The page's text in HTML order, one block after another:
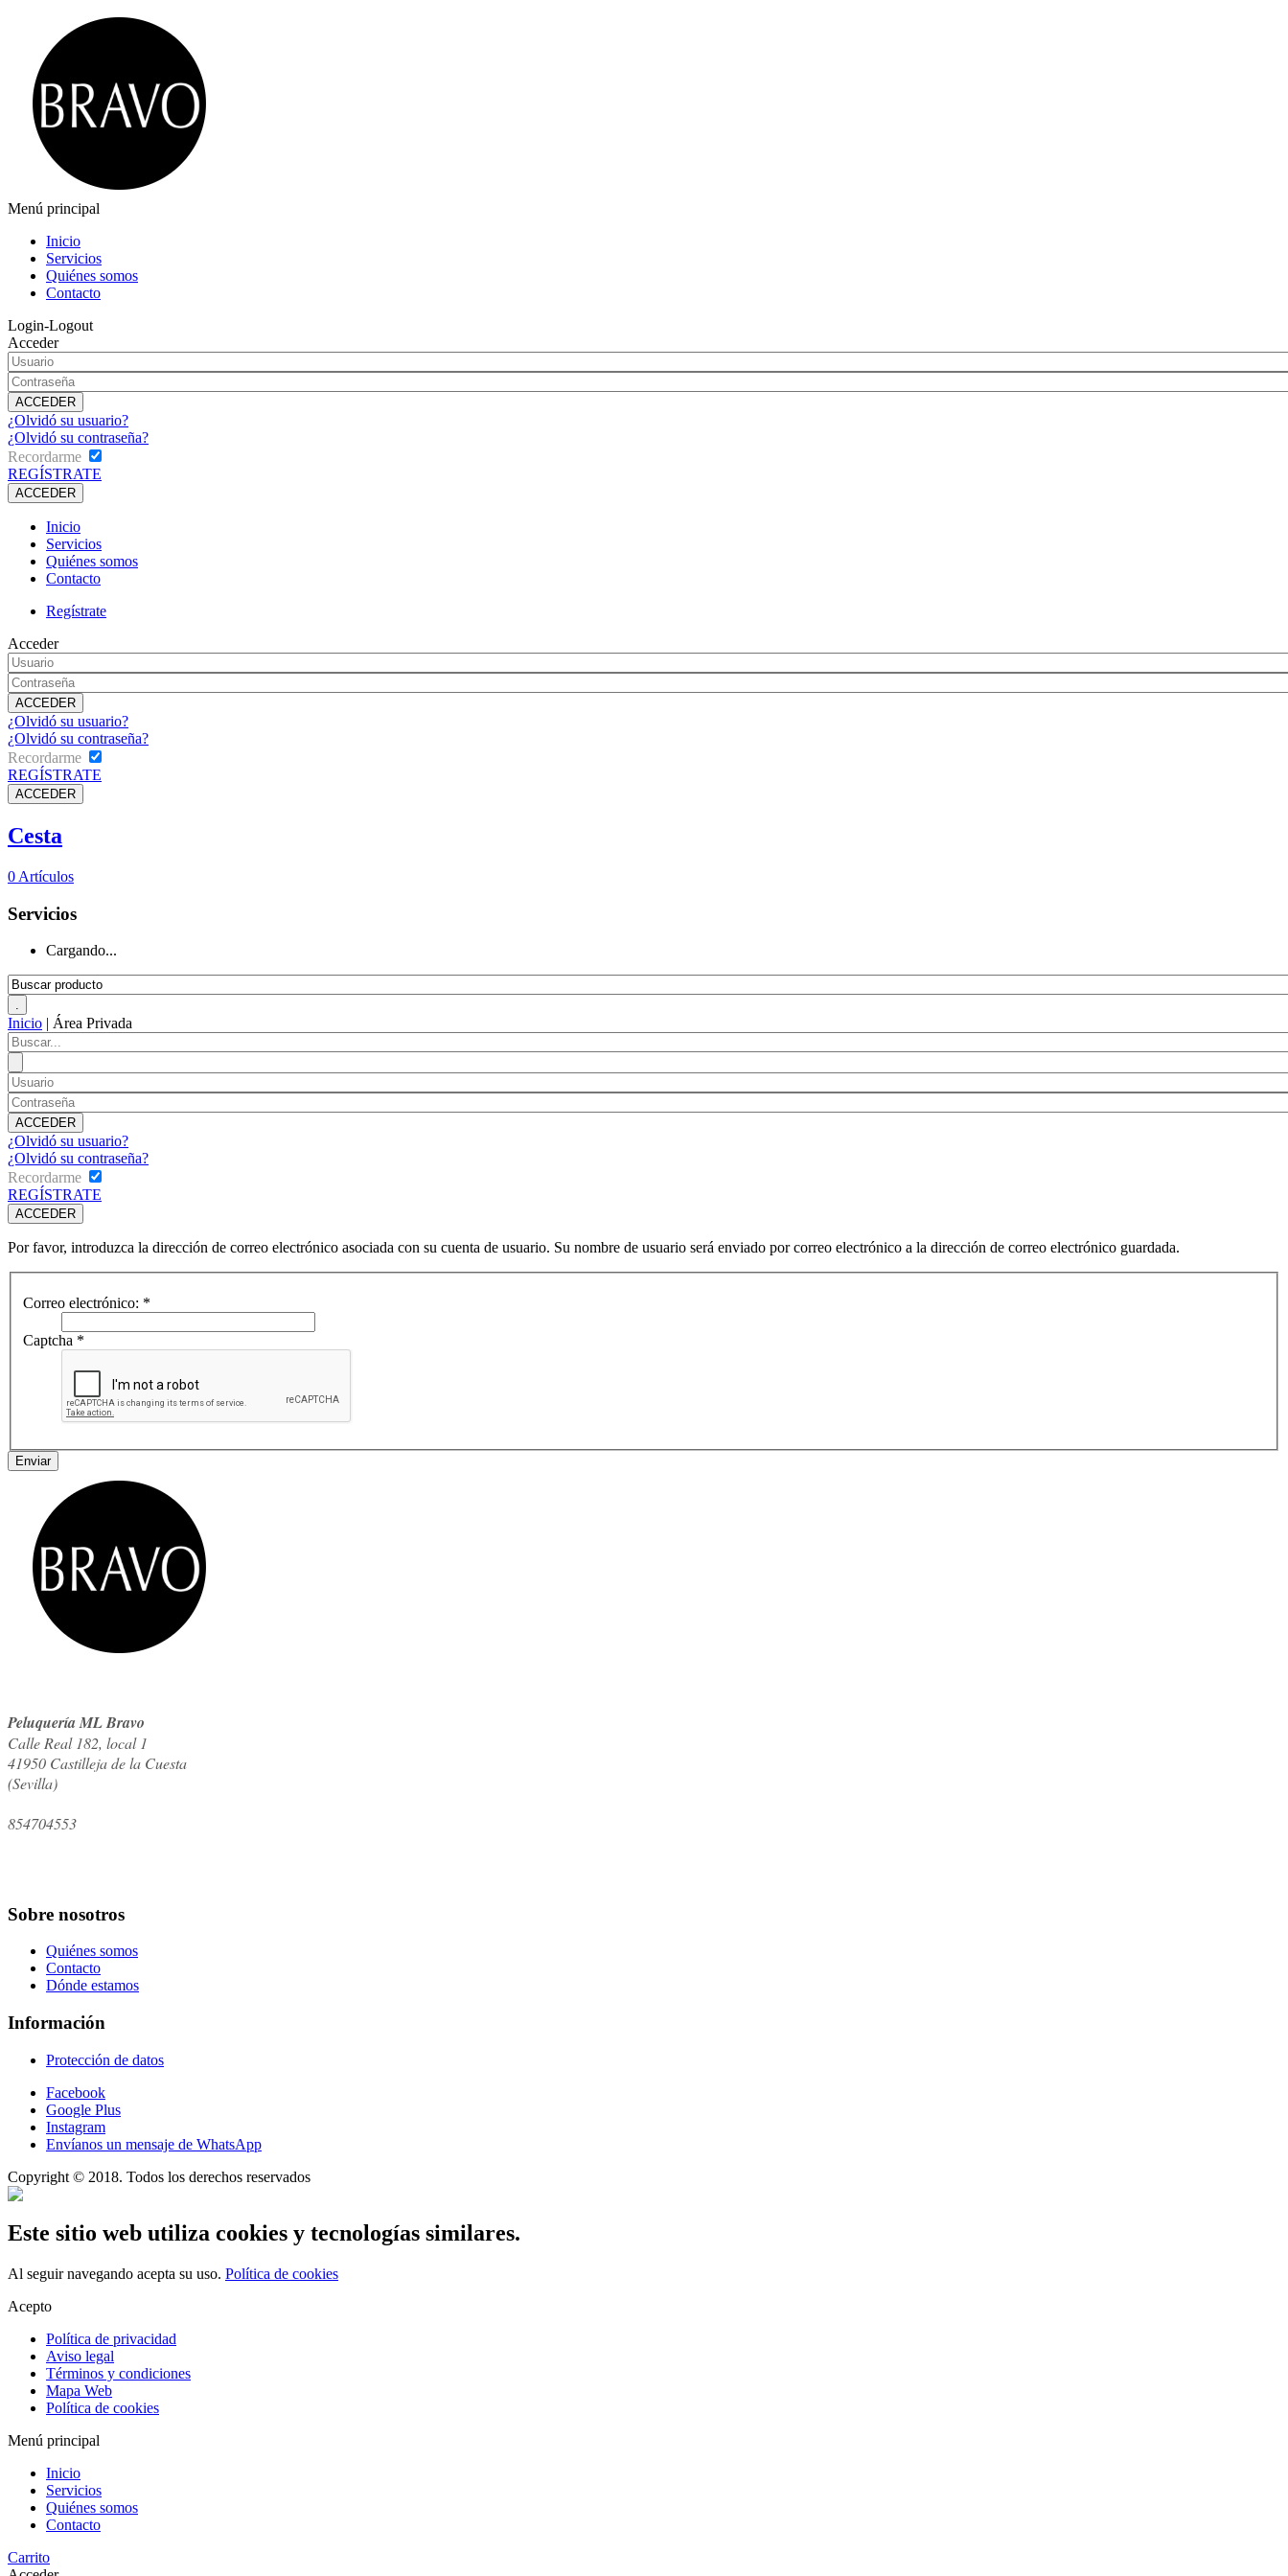
Menú principal
Inicio
Servicios
Quiénes somos
Contacto
Login-Logout
Acceder
¿Olvidó su usuario?
¿Olvidó su contraseña?
Recordarme
REGÍSTRATE
Inicio
Servicios
Quiénes somos
Contacto
Regístrate
Acceder
¿Olvidó su usuario?
¿Olvidó su contraseña?
Recordarme
REGÍSTRATE
Cesta
0 Artículos
Servicios
Cargando...
Inicio | Área Privada
¿Olvidó su usuario?
¿Olvidó su contraseña?
Recordarme
REGÍSTRATE
Por favor, introduzca la dirección de correo electrónico asociada con su cuenta de usuario. Su nombre de usuario será enviado por correo electrónico a la dirección de correo electrónico guardada.
Correo electrónico: *
Captcha *
Enviar
Peluquería ML Bravo
Calle Real 182, local 1
41950 Castilleja de la Cuesta
(Sevilla)
854704553
Sobre nosotros
Quiénes somos
Contacto
Dónde estamos
Información
Protección de datos
Facebook
Google Plus
Instagram
Envíanos un mensaje de WhatsApp
Copyright © 2018. Todos los derechos reservados
Este sitio web utiliza cookies y tecnologías similares.
Al seguir navegando acepta su uso. Política de cookies
Acepto
Política de privacidad
Aviso legal
Términos y condiciones
Mapa Web
Política de cookies
Menú principal
Inicio
Servicios
Quiénes somos
Contacto
Carrito